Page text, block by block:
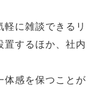
に雑談できるリ
置するほか、社内
体感を保つことが